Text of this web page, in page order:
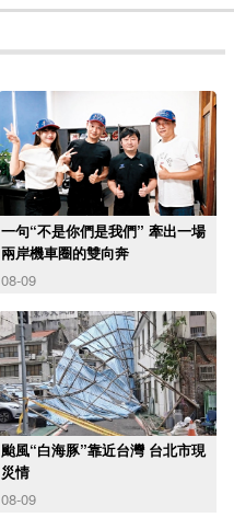
一句“不是你們是我們” 牽出一場
兩岸機車圈的雙向奔
08-09
颱風“白海豚”靠近台灣 台北市現
災情
08-09